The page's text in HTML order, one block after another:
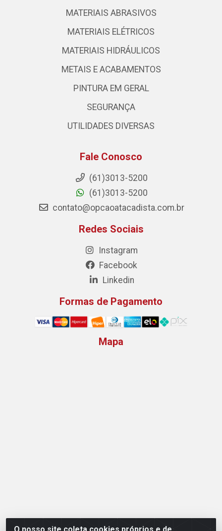
MATERIAIS ABRASIVOS
MATERIAIS ELÉTRICOS
MATERIAIS HIDRÁULICOS
METAIS E ACABAMENTOS
PINTURA EM GERAL
SEGURANÇA
UTILIDADES DIVERSAS
Fale Conosco
(61)3013-5200
(61)3013-5200
contato@opcaoatacadista.com.br
Redes Sociais
Instagram
Facebook
Linkedin
Formas de Pagamento
Mapa